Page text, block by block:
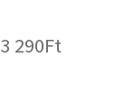
3 290Ft